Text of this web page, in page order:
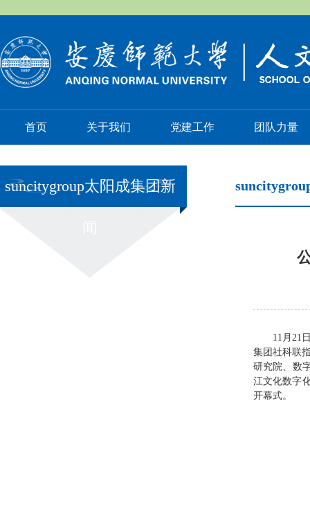
首页 关于我们 党建工作 团队力量
suncitygroup太阳成集团新
11月21
集团社科联
研究院、数
江文化数字
开幕式。